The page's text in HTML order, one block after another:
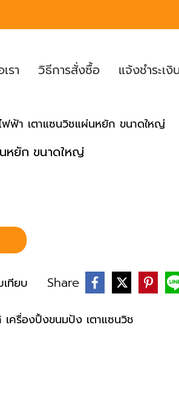
รา วิธีการสั่งซื้อ แจ้งชำระเงิ
ฟฟ้า เตาแซนวิชแผ่นหยัก ขนาดใหญ่
หยัก ขนาดใหญ่
เทียบ Share
เครื่องปิ้งขนมปัง เตาแซนวิช